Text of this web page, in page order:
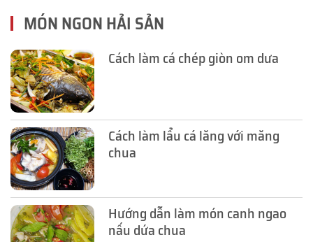
MÓN NGON HẢI SẢN
Cách làm cá chép giòn om dưa
Cách làm lẩu cá lăng với măng
chua
Hướng dẫn làm món canh ngao
nấu dứa chua